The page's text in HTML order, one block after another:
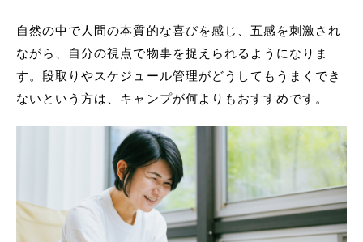
自然の中で人間の本質的な喜びを感じ、五感を刺激され
ながら、自分の視点で物事を捉えられるようになりま
す。段取りやスケジュール管理がどうしてもうまくでき
ないという方は、キャンプが何よりもおすすめです。